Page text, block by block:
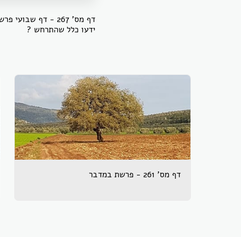
דף מס' 267 - דף
ידעו כלל שהתרחש ?
דף מס' 261 - פרשת במדבר